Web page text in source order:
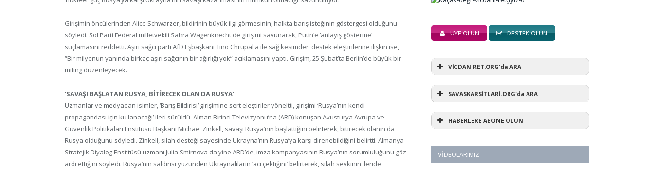
Girişimin öncülerinden Alice Schwarzer, bildirinin büyük ilgi görmesinin, halkta barış isteğinin göstergesi olduğunu
söyledi. Sol Parti Federal milletvekili Sahra Wagenknecht de girişimi savunarak, Putin’e ‘anlayış gösterme’
suçlamasını reddetti. Aşırı sağcı parti AfD Eşbaşkanı Tino Chrupalla ile sağ kesimden destek eleştirilerine ilişkin ise,
“Bir milyonun yanında birkaç aşırı sağcının bir ağırlığı yok” açıklamasını yaptı. Girişim, 25 Şubat’ta Berlin’de büyük bir
miting düzenleyecek.
‘SAVAŞI BAŞLATAN RUSYA, BİTİRECEK OLAN DA RUSYA’
Uzmanlar ve medyadan isimler, ‘Barış Bildirisi’ girişimine sert eleştiriler yöneltti, girişimi ‘Rusya’nın kendi
propagandası için kullanacağı’ ileri sürüldü. Alman Birinci Televizyonu’na (ARD) konuşan Avusturya Avrupa ve
Güvenlik Politikaları Enstitüsü Başkanı Michael Zinkell, savaşı Rusya’nın başlattığını belirterek, bitirecek olanın da
Rusya olduğunu söyledi. Zinkell, silah desteği sayesinde Ukrayna’nın Rusya’ya karşı direnebildiğini belirtti. Almanya
Stratejik Diyalog Enstitüsü uzmanı Julia Smirnova da yine ARD’de, imza kampanyasının Rusya’nın sorumluluğunu göz
ardı ettiğini söyledi. Rusya’nın saldırısı yüzünden Ukraynalıların ‘acı çektiğini’ belirterek, silah sevkinin ileride
ÜYE OLUN DESTEK OLUN
VİCDANİRET.ORG'da ARA
SAVASKARSİTLARİ.ORG'da ARA
HABERLERE ABONE OLUN
VIDEOLARIMIZ